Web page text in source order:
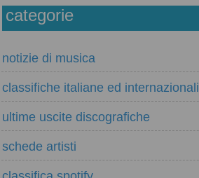
categorie
notizie di musica
classifiche italiane ed internazionali
ultime uscite discografiche
schede artisti